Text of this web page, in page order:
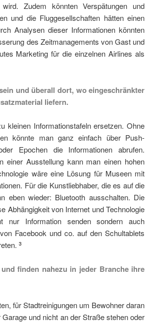
Zudem könnten Verspätungen und
und die Fluggesellschaften hätten einen
Analysen dieser Informationen könnten
des Zeitmanagements von Gast und
Marketing für die einzelnen Airlines als
und überall dort, wo eingeschränkter
liefern.
kleinen Informationstafeln ersetzen. Ohne
könnte man ganz einfach über Push-
Epochen die Informationen abrufen.
einer Ausstellung kann man einen hohen
wäre eine Lösung für Museen mit
Für die Kunstliebhaber, die es auf die
eben wieder: Bluetooth ausschalten. Die
Abhängigkeit von Internet und Technologie
nur Information senden sondern auch
Facebook und co. auf den Schultablets
3
finden nahezu in jeder Branche ihre
für Stadtreinigungen um Bewohner daran
und nicht an der Straße stehen oder